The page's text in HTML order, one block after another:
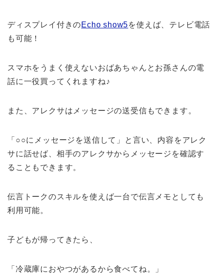
ディスプレイ付きのEcho show5を使えば、テレビ電話
も可能！
スマホをうまく使えないおばあちゃんとお孫さんの電
話に一役買ってくれますね♪
また、アレクサはメッセージの送受信もできます。
「○○にメッセージを送信して」と言い、内容をアレク
サに話せば、相手のアレクサからメッセージを確認す
ることもできます。
伝言トークのスキルを使えば一台で伝言メモとしても
利用可能。
子どもが帰ってきたら、
「冷蔵庫におやつがあるから食べてね。」